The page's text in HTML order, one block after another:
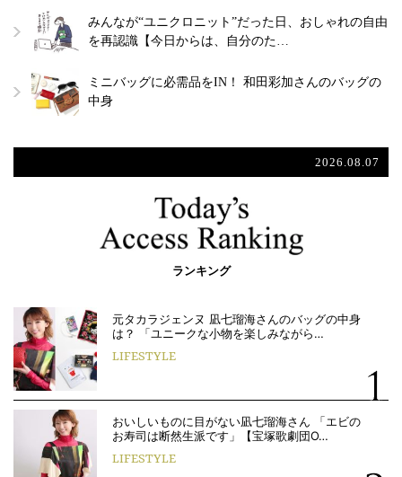
みんなが“ユニクロニット”だった日、おしゃれの自由
を再認識【今日からは、自分のた…
ミニバッグに必需品をIN！ 和田彩加さんのバッグの
中身
2026.08.07
ランキング
元タカラジェンヌ 凪七瑠海さんのバッグの中身
は？ 「ユニークな小物を楽しみながら…
LIFESTYLE
おいしいものに目がない凪七瑠海さん 「エビの
お寿司は断然生派です」【宝塚歌劇団O…
LIFESTYLE